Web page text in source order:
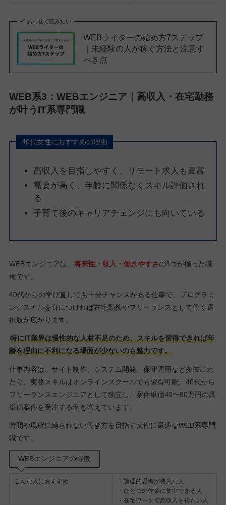
あわせて読みたい
WEBライターの始め方7ステップ
｜未経験の人が稼ぐ方法と注意す
べき点
WEB系3：WEBエンジニア｜高収入・在宅勤務
が叶うIT系専門職
40代女性におすすめの理由
高収入を目指しやすく、リモート求人も豊富
需要が高く、年齢に関係なくスキル評価され
る
子育て後のキャリアチェンジにも向いている
WEBエンジニアは、 将来性・収入・働きやすさの3つが揃った職
種です。
40代からの学び直しでも十分チャンスがある仕事で、プログラミ
ングスキルを身につければ在宅勤務やフリーランスとして働く選
択肢が広がります。
特にIT業界は慢性的な人材不足のため、スキルを習得できれば年
齢を理由に不利になる場面が少ないのも魅力です。
仕事内容は、サイト制作、システム開発、保守運用など多岐にわ
たり、実務スキルはオンラインスクールでも習得可能。40代から
フリーランスエンジニアとして独立し、案件単価40〜80万円の高
単価案件を受注する例も増えています。
時間や場所に縛られない働き方を目指す女性に最適なWEB系専門
職です。
WEBエンジニアの特徴
こんな人におすすめ
・論理的思考が得意な人
・ひとつの作業に集中できる人
・在宅ワークで高収入を得たい人